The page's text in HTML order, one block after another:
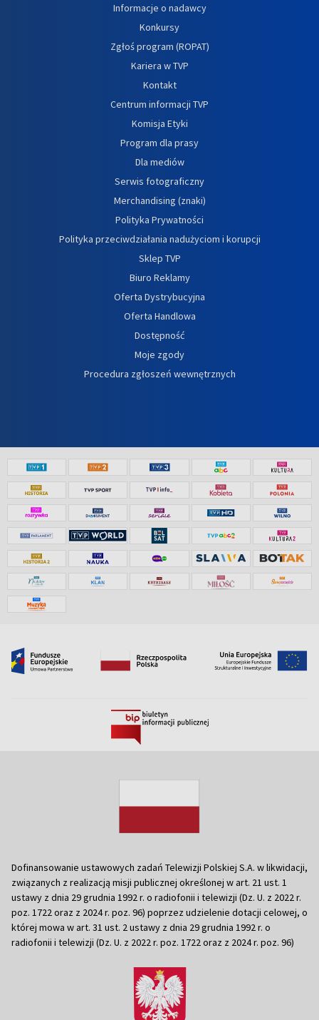
Informacje o nadawcy
Konkursy
Zgłoś program (ROPAT)
Kariera w TVP
Kontakt
Centrum informacji TVP
Komisja Etyki
Program dla prasy
Dla mediów
Serwis fotograficzny
Merchandising (znaki)
Polityka Prywatności
Polityka przeciwdziałania nadużyciom i korupcji
Sklep TVP
Biuro Reklamy
Oferta Dystrybucyjna
Oferta Handlowa
Dostępność
Moje zgody
Procedura zgłoszeń wewnętrznych
Dofinansowanie ustawowych zadań Telewizji Polskiej S.A. w likwidacji,
związanych z realizacją misji publicznej określonej w art. 21 ust. 1
ustawy z dnia 29 grudnia 1992 r. o radiofonii i telewizji (Dz. U. z 2022 r.
poz. 1722 oraz z 2024 r. poz. 96) poprzez udzielenie dotacji celowej, o
której mowa w art. 31 ust. 2 ustawy z dnia 29 grudnia 1992 r. o
radiofonii i telewizji (Dz. U. z 2022 r. poz. 1722 oraz z 2024 r. poz. 96)